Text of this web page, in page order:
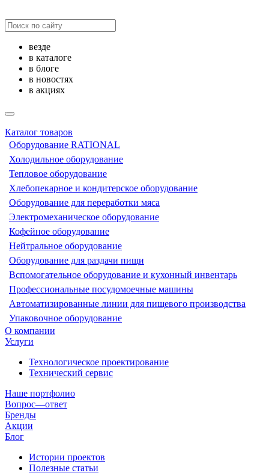
везде
в каталоге
в блоге
в новостях
в акциях
Каталог товаров
Оборудование RATIONAL
Холодильное оборудование
Тепловое оборудование
Хлебопекарное и кондитерское оборудование
Оборудование для переработки мяса
Электромеханическое оборудование
Кофейное оборудование
Нейтральное оборудование
Оборудование для раздачи пищи
Вспомогательное оборудование и кухонный инвентарь
Профессиональные посудомоечные машины
Автоматизированные линии для пищевого производства
Упаковочное оборудование
О компании
Услуги
Технологическое проектирование
Технический сервис
Наше портфолио
Вопрос—ответ
Бренды
Акции
Блог
Истории проектов
Полезные статьи